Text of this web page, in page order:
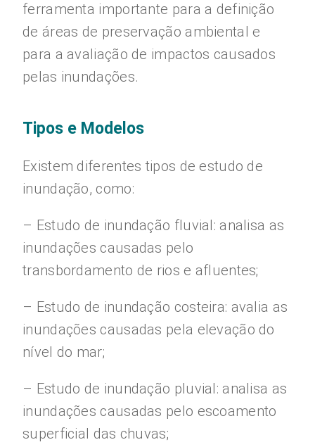
ferramenta importante para a definição
de áreas de preservação ambiental e
para a avaliação de impactos causados
pelas inundações.
Tipos e Modelos
Existem diferentes tipos de estudo de
inundação, como:
– Estudo de inundação fluvial: analisa as
inundações causadas pelo
transbordamento de rios e afluentes;
– Estudo de inundação costeira: avalia as
inundações causadas pela elevação do
nível do mar;
– Estudo de inundação pluvial: analisa as
inundações causadas pelo escoamento
superficial das chuvas;